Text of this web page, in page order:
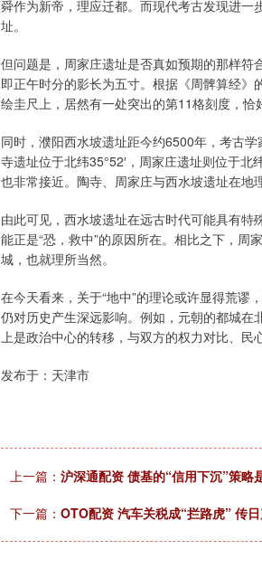
舜作为新帝，理应迁都。而现代考古发现进一
址。
但问题是，周家庄遗址是否真如预期的那样符
即正午时分的影长为五寸。根据《周髀算经》
绘圭尺上，居然有一处突出的第11格刻度，恰
同时，濮阳西水坡遗址距今约6500年，考古学
寺遗址位于北纬35°52′，周家庄遗址则位于
也非常接近。陶寺、周家庄与西水坡遗址在地
由此可见，西水坡遗址在远古时代可能具有特
能正是“恐，救中”的原因所在。相比之下，周
城，也就理所当然。
在今天看来，关于“地中”的理论或许显得荒谬
仍对历史产生深远影响。例如，元朝的都城
上是政治中心的转移，与双方的权力对比、民
发布于：天津市
上一篇： 沪深通配资 债基的“信用下沉”策略
下一篇： OTO配资 汽车关税成“拦路虎” 传